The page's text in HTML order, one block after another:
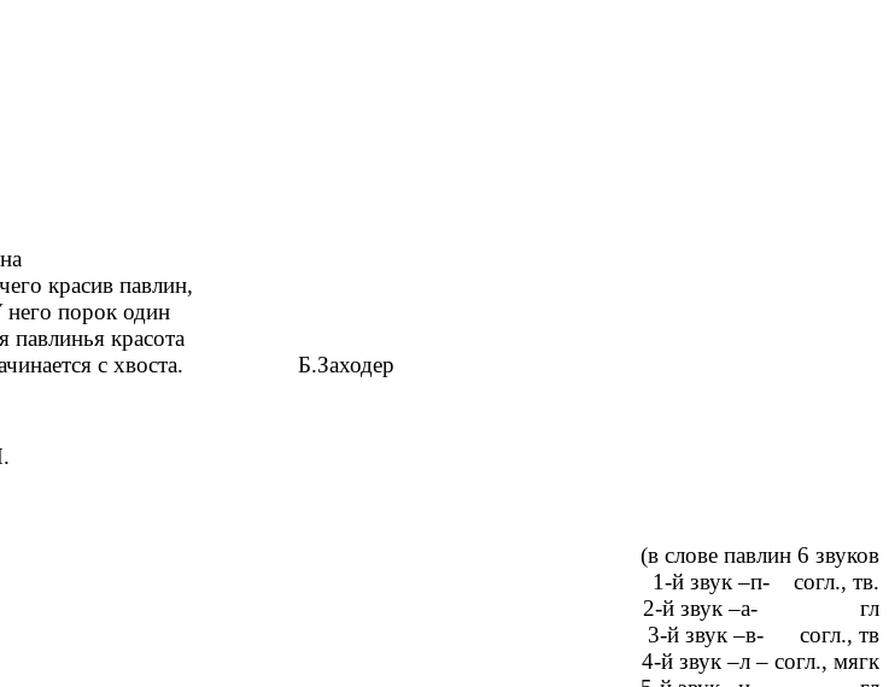
красив павлин,
него порок один
павлинья красота
с хвоста. Б.Заходер
(в слове павлин 6 звуков
1-й звук –п- согл., тв.
2-й звук –а- гл
3-й звук –в- согл., тв
4-й звук –л – согл., мягк